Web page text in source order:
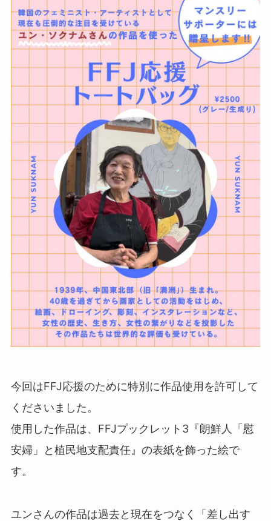
今回はFFJ応援のために特別に作品使用を許可して
くださいました。
使用した作品は、FFJプックレット3『朗鮮人「慰
安婦」と植民地支配責任』の表紙を飾った絵で
す。
ユンさんの作品は過去と現在をつなく「差し出す